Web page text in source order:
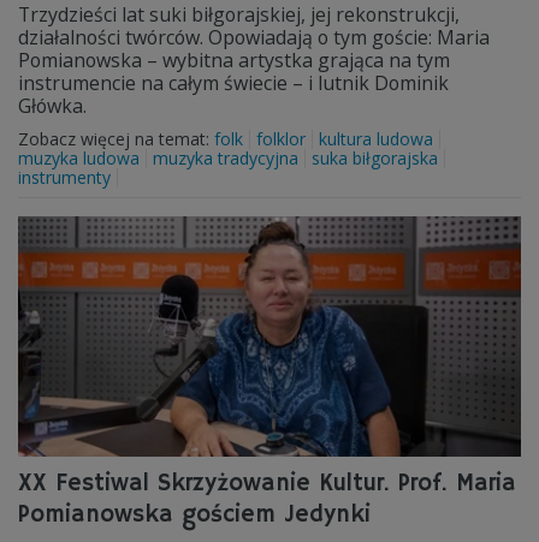
Trzydzieści lat suki biłgorajskiej, jej rekonstrukcji,
działalności twórców. Opowiadają o tym goście: Maria
Pomianowska – wybitna artystka grająca na tym
instrumencie na całym świecie – i lutnik Dominik
Główka.
Zobacz więcej na temat: folk folklor
kultura ludowa
muzyka ludowa
muzyka tradycyjna
suka biłgorajska
instrumenty
XX Festiwal Skrzyżowanie Kultur. Prof. Maria
Pomianowska gościem Jedynki